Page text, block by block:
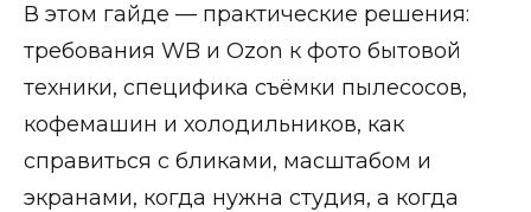
В этом гайде — практические решения:
требования WB и Ozon к фото бытовой
техники, специфика съёмки пылесосов,
кофемашин и холодильников, как
справиться с бликами, масштабом и
экранами, когда нужна студия, а когда